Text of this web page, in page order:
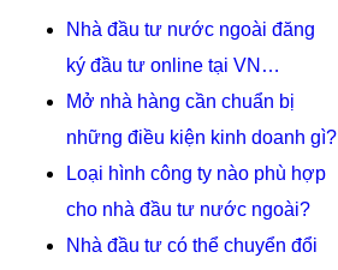
Nhà đầu tư nước ngoài đăng
ký đầu tư online tại VN…
Mở nhà hàng cần chuẩn bị
những điều kiện kinh doanh gì?
Loại hình công ty nào phù hợp
cho nhà đầu tư nước ngoài?
Nhà đầu tư có thể chuyển đổi